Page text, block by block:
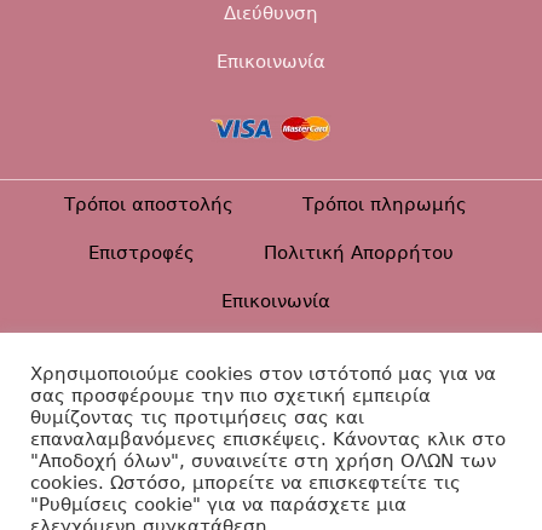
Διεύθυνση
Επικοινωνία
Τρόποι αποστολής Τρόποι πληρωμής
Επιστροφές Πολιτική Απορρήτου
Επικοινωνία
Βαπτιστικά Diamanti ©2026
Κατασκευή Ιστοσελίδας
Χρησιμοποιούμε cookies στον ιστότοπό μας για να
σας προσφέρουμε την πιο σχετική εμπειρία
θυμίζοντας τις προτιμήσεις σας και
επαναλαμβανόμενες επισκέψεις. Κάνοντας κλικ στο
"Αποδοχή όλων", συναινείτε στη χρήση ΟΛΩΝ των
cookies. Ωστόσο, μπορείτε να επισκεφτείτε τις
"Ρυθμίσεις cookie" για να παράσχετε μια
ελεγχόμενη συγκατάθεση.